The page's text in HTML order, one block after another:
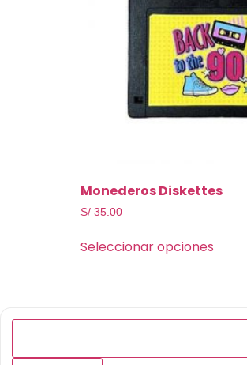
Monederos Diskettes
S/ 35.00
Seleccionar opciones